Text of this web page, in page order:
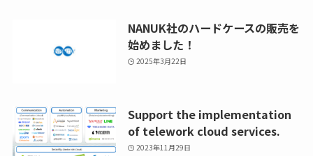
NANUK社のハードケースの販売を
始めました！
2025年3月22日
Support the implementation
of telework cloud services.
2023年11月29日